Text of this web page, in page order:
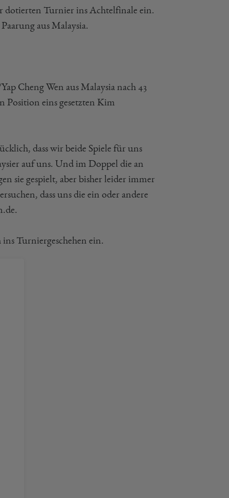
dotierten Turnier ins Achtelfinale ein.
aus Malaysia.
Cheng Wen aus Malaysia nach 43
Position eins gesetzten Kim
dass wir beide Spiele für uns
auf uns. Und im Doppel die an
sie gespielt, aber bisher leider immer
dass uns die ein oder andere
Turniergeschehen ein.